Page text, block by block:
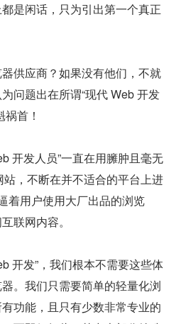
是闲话，只为引出第一个真正
供应商？如果没有他们，不就
问题出在所谓“现代 Web 开发
首！
开发人员”一直在用臃肿且毫无
，不断在并不适合的平台上进
着用户使用大厂出品的浏览
联网内容。
开发”，我们根本不需要这些体
。我们只需要简单的轻量化浏
功能，且只有少数非常专业的